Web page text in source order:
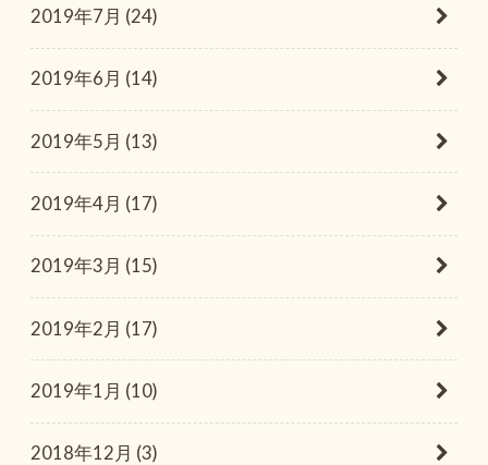
2019年7月 (24)
2019年6月 (14)
2019年5月 (13)
2019年4月 (17)
2019年3月 (15)
2019年2月 (17)
2019年1月 (10)
2018年12月 (3)